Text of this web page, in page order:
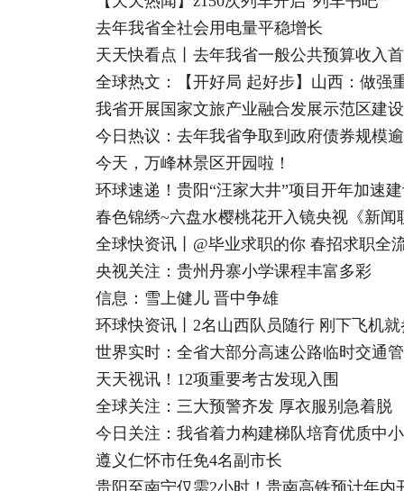
去年我省全社会用电量平稳增长
天天快看点丨去年我省一般公共预算收入
全球热文：【开好局 起好步】山西：做强
我省开展国家文旅产业融合发展示范区建
今日热议：去年我省争取到政府债券规模
今天，万峰林景区开园啦！
环球速递！贵阳“汪家大井”项目开年加速
春色锦绣~六盘水樱桃花开入镜央视《新闻
全球快资讯丨@毕业求职的你 春招求职全
央视关注：贵州丹寨小学课程丰富多彩
信息：雪上健儿 晋中争雄
环球快资讯丨2名山西队员随行 刚下飞机
世界实时：全省大部分高速公路临时交通
天天视讯！12项重要考古发现入围
全球关注：三大预警齐发 厚衣服别急着脱
今日关注：我省着力构建梯队培育优质中
遵义仁怀市任免4名副市长
贵阳至南宁仅需2小时！贵南高铁预计年内